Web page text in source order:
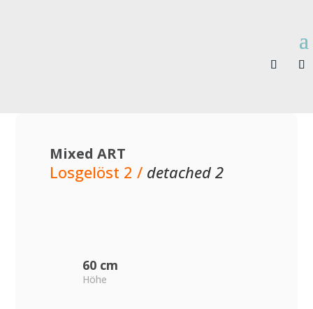
Mixed ART
Losgelöst 2 / detached 2
60 cm
Höhe